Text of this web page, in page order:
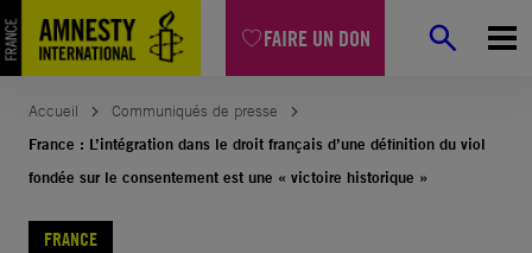
FAIRE UN DON
Aller
au
contenu
Accueil
Communiqués de presse
France : L’intégration dans le droit français d’une définition du viol
fondée sur le consentement est une « victoire historique »
FRANCE